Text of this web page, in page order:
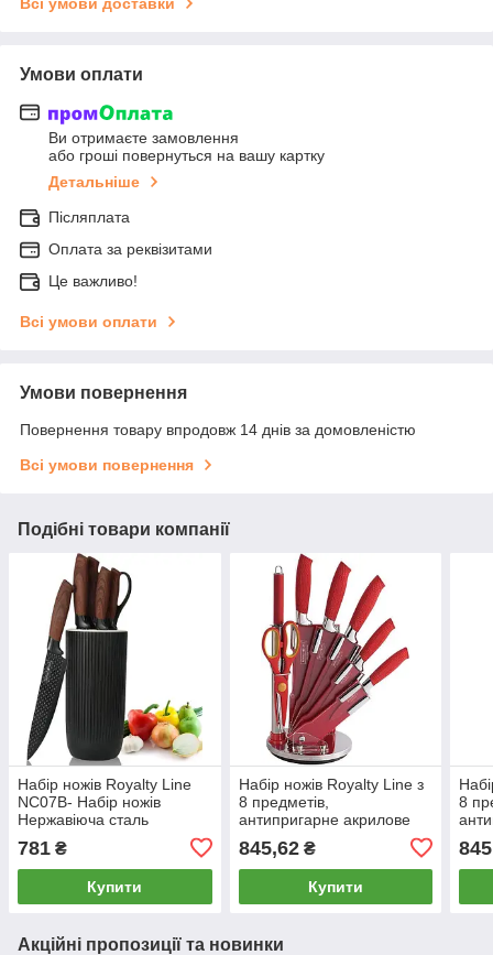
Умови оплати
Ви отримаєте замовлення
або гроші повернуться на вашу картку
Детальніше
Післяплата
Оплата за реквізитами
Це важливо!
Всі умови оплати
Умови повернення
Повернення товару впродовж 14 днів за домовленістю
Всі умови повернення
Подібні товари компанії
Набір ножів Royalty Line
NC07B- Набір ножів
Нержавіюча сталь
781 ₴
Купити
Набір ножів Royalty Line з
8 предметів,
антипригарне акрилове
845,62₴
Купити
8
Акційні пропозиції та новинки